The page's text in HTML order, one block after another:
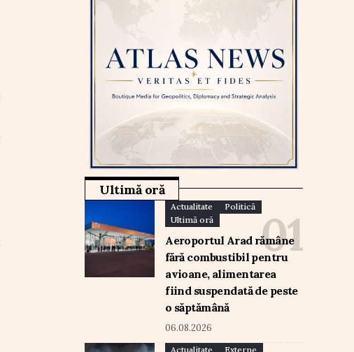
Ultimă oră
Actualitate
Politică
Ultimă oră
Aeroportul Arad rămâne
fără combustibil pentru
avioane, alimentarea
fiind suspendată de peste
o săptămână
06.08.2026
Actualitate
Externe